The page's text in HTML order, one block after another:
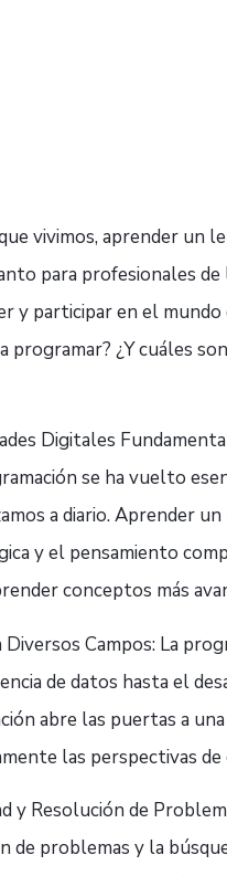
vivimos, aprender un
para profesionales
y participar en el
¿Y cuáles
Digitales
se ha vuelto
a diario. Aprender
y el pensamiento
conceptos más
Campos: La
de datos hasta el
abre las puertas a
las perspectivas
y Resolución de
de problemas y la